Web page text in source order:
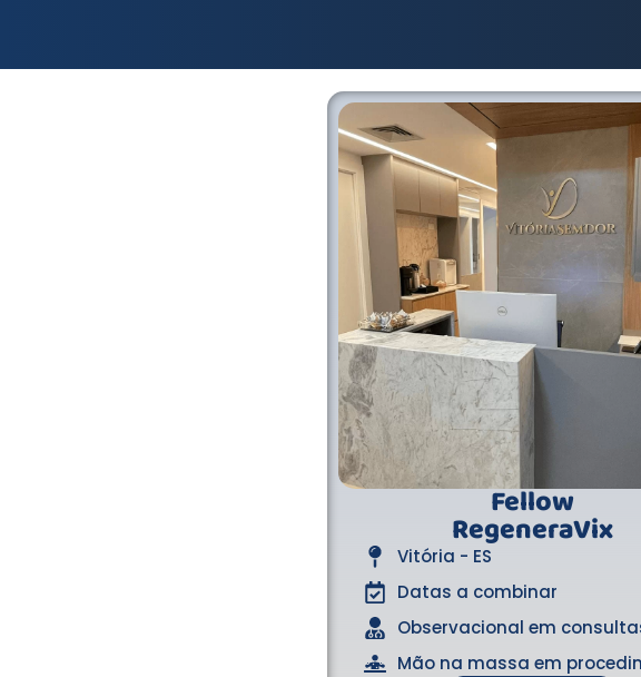
Fellow
RegeneraVix
Vitória - ES
Datas a combinar
Observacional em
Mão na massa em